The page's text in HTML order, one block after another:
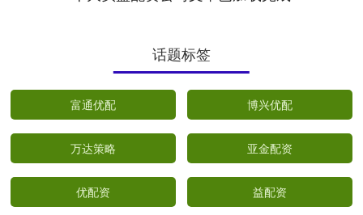
话题标签
富通优配 博兴优配
万达策略 亚金配资
优配资 益配资